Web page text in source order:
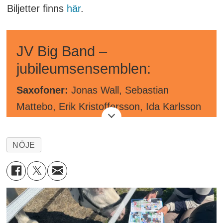
Biljetter finns här.
JV Big Band –
jubileumsensemblen:
Saxofoner: Jonas Wall, Sebastian
Mattebo, Erik Kristoffersson, Ida Karlsson
Tromboner:
Tunevi, Klara Tapper, Peter Fredriksson.
Trumpeter:Patrik Skogh, Linnea Jonsson,
Fredrik Lindgren, Hugo Leander.
NÖJE